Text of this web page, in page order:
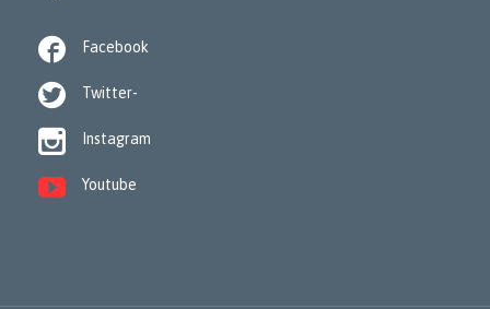
 Facebook
 Twitter-
 Instagram
 Youtube